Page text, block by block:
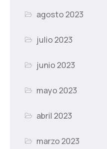
agosto 2023
julio 2023
junio 2023
mayo 2023
abril 2023
marzo 2023